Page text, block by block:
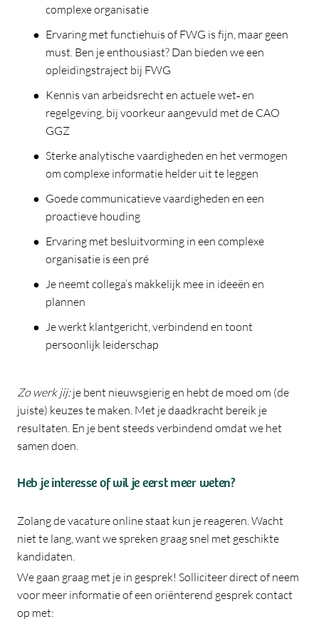
complexe organisatie
Ervaring met functiehuis of FWG is fijn, maar geen
must. Ben je enthousiast? Dan bieden we een
opleidingstraject bij FWG
Kennis van arbeidsrecht en actuele wet‑ en
regelgeving, bij voorkeur aangevuld met de CAO
GGZ
Sterke analytische vaardigheden en het vermogen
om complexe informatie helder uit te leggen
Goede communicatieve vaardigheden en een
proactieve houding
Ervaring met besluitvorming in een complexe
organisatie is een pré
Je neemt collega’s makkelijk mee in ideeën en
plannen
Je werkt klantgericht, verbindend en toont
persoonlijk leiderschap
Zo werk jij:je bent nieuwsgierig en hebt de moed om (de
juiste) keuzes te maken. Met je daadkracht bereik je
resultaten. En je bent steeds verbindend omdat we het
samen doen.
Heb je interesse of wil je eerst meer weten?
Zolang de vacature online staat kun je reageren. Wacht
niet te lang, want we spreken graag snel met geschikte
kandidaten.
We gaan graag met je in gesprek! Solliciteer direct of neem
voor meer informatie of een oriënterend gesprek contact
op met: